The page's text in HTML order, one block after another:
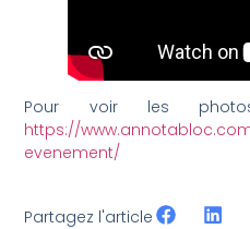
Pour voir les
https://
evenement/
Partagez l'article